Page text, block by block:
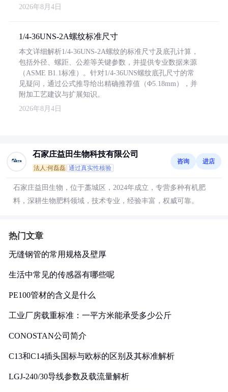
2026年8月4日
1/4-36UNS-2A螺纹标准尺寸
本文详细解析1/4-36UNS-2A螺纹的标准尺寸及底孔计算，
包括外径、螺距、公差等关键参数，并提供专业数据来源
（ASME B1.1标准）。针对1/4-36UNS螺纹底孔尺寸的常
见疑问，通过公式推导给出精确推荐值（Φ5.18mm），并
附加工艺建议与扩展知识。
2026年8月4日
石家庄益田生物科技有限公司
法人:何磊磊 通过真实性核验
咨询 进店
石家庄益田生物，位于藁城区，2024年成立，专营多种有机肥
料，深耕生物肥料领域，技术专业，经验丰富，权威可靠。
热门文章
无缝钢管的常用规格及壁厚
生活中常见的传感器有哪些呢
PE100管材的含义是什么
工业厂房载重标准：一平方米能承受多少公斤
CONOSTAN公司简介
C13和C14插头国标与欧标的区别及其标准解析
LGJ-240/30导线参数及载流量解析